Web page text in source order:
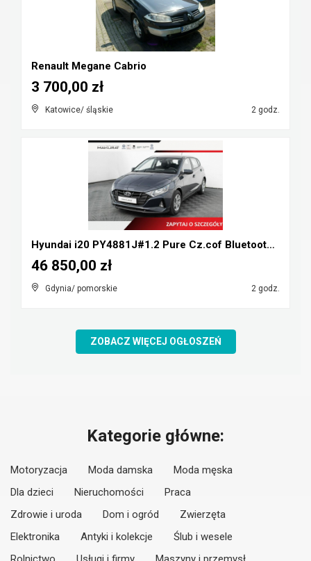
Renault Megane Cabrio
Katowice/ śląskie 2 godz.
3 700,00 zł
Hyundai i20 PY4881J#1.2 Pure Cz.cof Bluetooth KLIM...
Gdynia/ pomorskie 2 godz.
46 850,00 zł
ZOBACZ WIĘCEJ OGŁOSZEŃ
Kategorie główne:
Motoryzacja Moda damska
Moda męska
Dla dzieci
Nieruchomości
Praca
Zdrowie i uroda
Dom i ogród
Zwierzęta
Elektronika
Antyki i kolekcje
Ślub i wesele